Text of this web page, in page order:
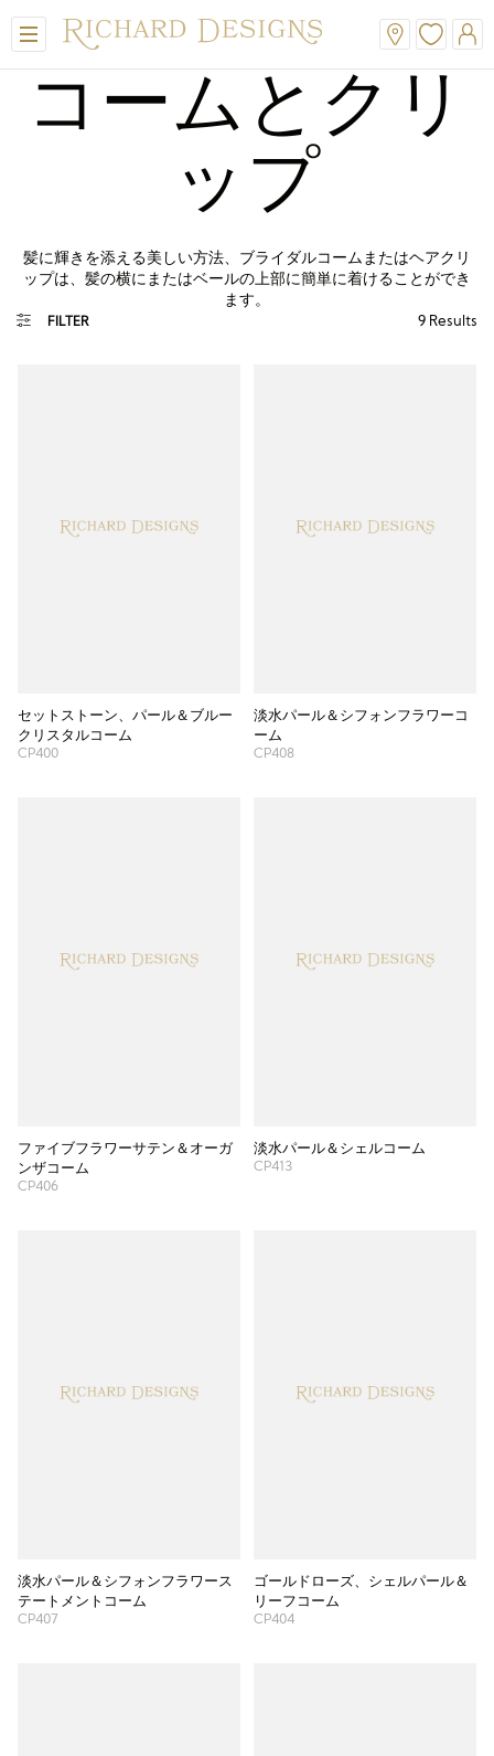
コームとクリ
ップ
髪に輝きを添える美しい方法、ブライダルコームまたはヘアクリ
ップは、髪の横にまたはベールの上部に簡単に着けることができ
ます。
FILTER 9 Results
セットストーン、パール＆ブルー
クリスタルコーム
CP400
淡水パール＆シフォンフラワーコ
ーム
CP408
ファイブフラワーサテン＆オーガ
ンザコーム
CP406
淡水パール＆シェルコーム
CP413
淡水パール＆シフォンフラワース
テートメントコーム
CP407
ゴールドローズ、シェルパール＆
リーフコーム
CP404